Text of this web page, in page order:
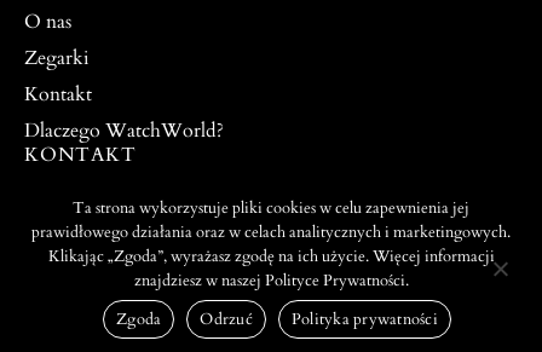
O nas
Zegarki
Kontakt
Dlaczego WatchWorld?
KONTAKT
504 917 976
PROJEKT I WYKONANIE:
WEBTO.PL
© 2026 ALL RIGHTS
RESERVED
Ta strona wykorzystuje pliki cookies w celu zapewnienia jej
prawidłowego działania oraz w celach analitycznych i marketingowych.
Klikając „Zgoda”, wyrażasz zgodę na ich użycie. Więcej informacji
znajdziesz w naszej Polityce Prywatności.
Zgoda
Odrzuć Polityka prywatności